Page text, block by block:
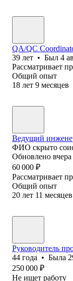
QA/QC
39 лет • Был 4
Рассматривает
Общий опыт
18 лет 9 месяцев
Ведущий
ФИО скрыто
Обновлено вчера
60 000 ₽
Рассматривает
Общий опыт
20 лет 11 месяцев
Руководитель
44 года • Была
250 000 ₽
Не ищет работу